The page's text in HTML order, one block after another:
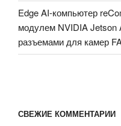
Edge AI-компьютер
модулем NVIDIA Jetson
разъемами для камер
СВЕЖИЕ КОММЕНТАРИИ